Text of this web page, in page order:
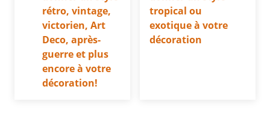
rétro, vintage,
victorien, Art
Deco, après-
guerre et plus
encore à votre
décoration!
tropical ou
exotique à votre
décoration